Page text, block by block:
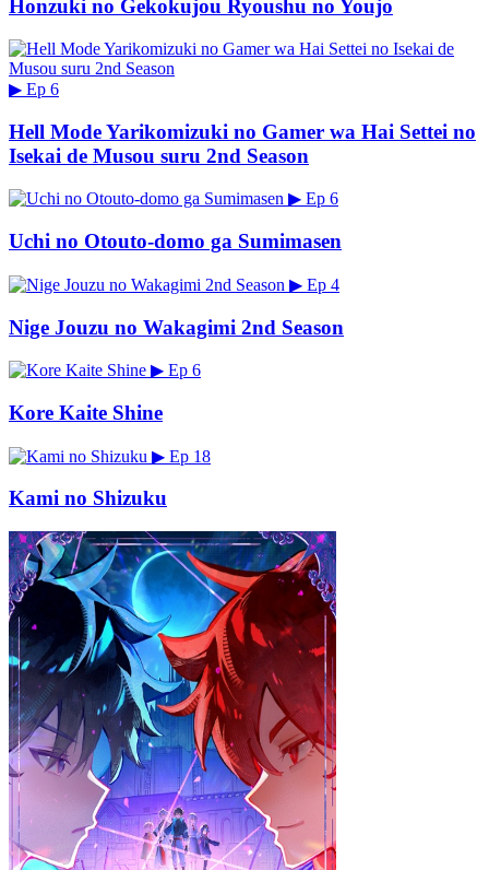
Honzuki no Gekokujou Ryoushu no Youjo
▶ Ep 6
Hell Mode Yarikomizuki no Gamer wa Hai Settei no
Isekai de Musou suru 2nd Season
▶ Ep 6
Uchi no Otouto-domo ga Sumimasen
▶ Ep 4
Nige Jouzu no Wakagimi 2nd Season
▶ Ep 6
Kore Kaite Shine
▶ Ep 18
Kami no Shizuku